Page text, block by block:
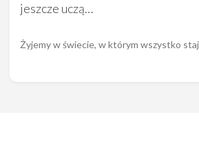
jeszcze uczą…
Żyjemy w świecie, w którym wszystko